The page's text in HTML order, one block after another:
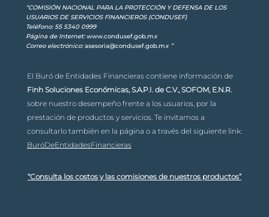
“COMISIÓN NACIONAL PARA LA PROTECCIÓN Y DEFENSA DE LOS
USUARIOS DE SERVICIOS FINANCIEROS (CONDUSEF)
Teléfono: 55 5340 0999
Página de Internet:www.condusef.gob.mx
Correo electrónico:asesoria@condusef.gob.mx”
El Buró de Entidades Financieras contiene información de
Finh Soluciones Económicas, S.A.P.I. de C.V., SOFOM, E.N.R.
sobre nuestro desempeño frente a los usuarios, por la
prestación de productos y servicios. Te invitamos a
consultarlo también en la página o a través del siguiente link:
BuróDeEntidadesFinancieras
“Consulta los costos y las comisiones de nuestros productos”